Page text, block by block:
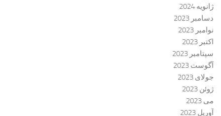
ژانویه 2024
دسامبر 2023
نوامبر 2023
اکتبر 2023
سپتامبر 2023
آگوست 2023
جولای 2023
ژوئن 2023
می 2023
آوریل 2023